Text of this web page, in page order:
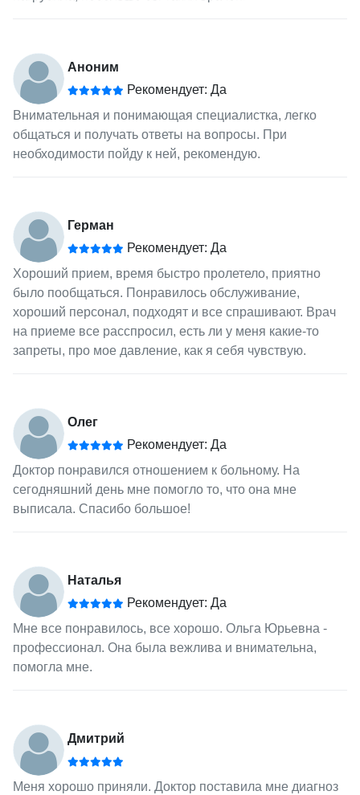
Аноним
Рекомендует: Да
Внимательная и понимающая специалистка, легко
общаться и получать ответы на вопросы. При
необходимости пойду к ней, рекомендую.
Герман
Рекомендует: Да
Хороший прием, время быстро пролетело, приятно
было пообщаться. Понравилось обслуживание,
хороший персонал, подходят и все спрашивают. Врач
на приеме все расспросил, есть ли у меня какие-то
запреты, про мое давление, как я себя чувствую.
Олег
Рекомендует: Да
Доктор понравился отношением к больному. На
сегодняшний день мне помогло то, что она мне
выписала. Спасибо большое!
Наталья
Рекомендует: Да
Мне все понравилось, все хорошо. Ольга Юрьевна -
профессионал. Она была вежлива и внимательна,
помогла мне.
Дмитрий
Меня хорошо приняли. Доктор поставила мне диагноз